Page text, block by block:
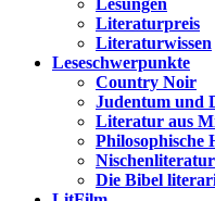
Lesungen
Literaturpreis
Literaturwissen
Leseschwerpunkte
Country Noir
Judentum und
Literatur aus
Philosophische
Die Bibel